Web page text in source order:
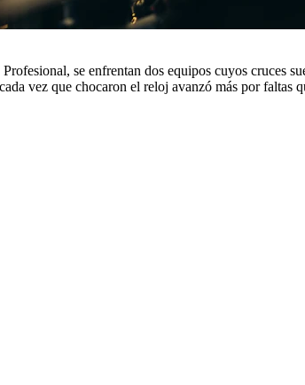
se enfrentan dos equipos cuyos cruces
vez que chocaron el reloj avanzó más por